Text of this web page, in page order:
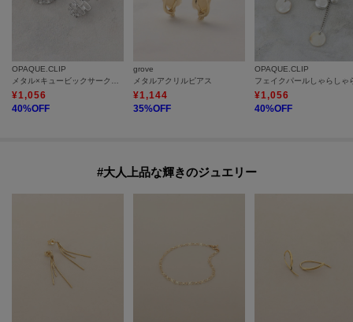
OPAQUE.CLIP
¥1,056
40%OFF
grove
メタルアクリルピアス
¥1,144
35%OFF
OPAQUE.CLIP
¥1,056
40%OFF
#大人上品な輝きのジュエリー